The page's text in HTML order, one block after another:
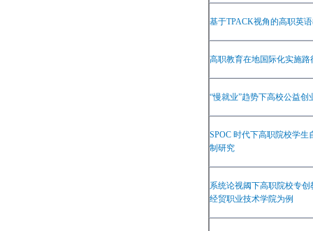
基于TPACK视角的高职英
高职教育在地国际化实施路
“慢就业”趋势下高校公益创
SPOC 时代下高职院校学生
制研究
系统论视阈下高职院校专
经贸职业技术学院为例